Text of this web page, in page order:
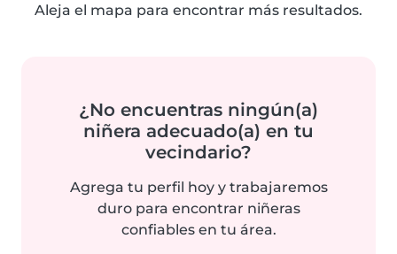
Aleja el mapa para encontrar más resultados.
¿No encuentras ningún(a)
niñera adecuado(a) en tu
vecindario?
Agrega tu perfil hoy y trabajaremos
duro para encontrar niñeras
confiables en tu área.